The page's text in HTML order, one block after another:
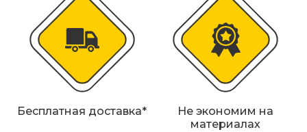
Железнодорожные путевые знаки
Прочее
Бесплатная доставка*
Не экономим на
материалах